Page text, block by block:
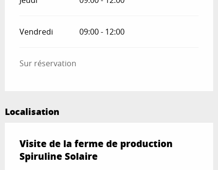
Vendredi 09:00 - 12:00
Sur réservation
Localisation
Visite de la ferme de production
Spiruline Solaire